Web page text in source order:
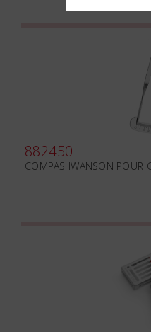
882450
COMPAS IWANSON POUR